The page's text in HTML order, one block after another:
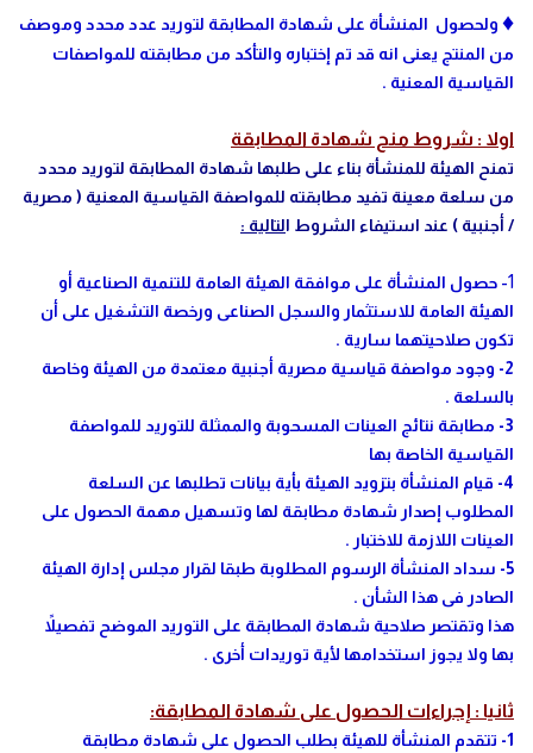
♦ ولحصول المنشأة على شهادة المطابقة لتوريد عدد محدد وموصف
من المنتج يعنى انه قد تم إختباره والتأكد من مطابقته للمواصفات
القياسية المعنية .
اولا : شروط منح شهادة المطابقة
تمنح الهيئة للمنشأة بناء على طلبها شهادة المطابقة لتوريد محدد
من سلعة معينة تفيد مطابقته للمواصفة القياسية المعنية ( مصرية
/ أجنبية ) عند استيفاء الشروط التالية :
1- حصول المنشأة على موافقة الهيئة العامة للتنمية الصناعية أو
الهيئة العامة للاستثمار والسجل الصناعى ورخصة التشغيل على أن
تكون صلاحيتهما سارية .
2- وجود مواصفة قياسية مصرية أجنبية معتمدة من الهيئة وخاصة
بالسلعة .
3- مطابقة نتائج العينات المسحوبة والممثلة للتوريد للمواصفة
القياسية الخاصة بها
4- قيام المنشأة بتزويد الهيئة بأية بيانات تطلبها عن السلعة
المطلوب إصدار شهادة مطابقة لها وتسهيل مهمة الحصول على
العينات اللازمة للاختبار .
5- سداد المنشأة الرسوم المطلوبة طبقا لقرار مجلس إدارة الهيئة
الصادر فى هذا الشأن .
هذا وتقتصر صلاحية شهادة المطابقة على التوريد الموضح تفصيلاً
بها ولا يجوز استخدامها لأية توريدات أخرى .
ثانيا : إجراءات الحصول على شهادة المطابقة:
1- تتقدم المنشأة للهيئة بطلب الحصول على شهادة مطابقة